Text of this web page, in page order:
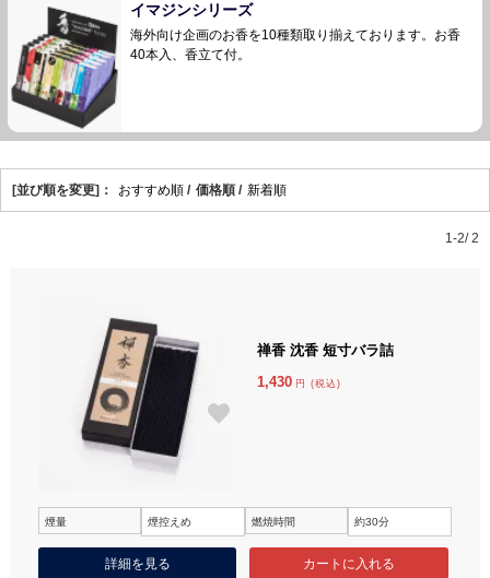
イマジンシリーズ
海外向け企画のお香を10種類取り揃えております。お香
40本入、香立て付。
[並び順を変更]： おすすめ順 / 価格順 / 新着順
1-2/ 2
禅香 沈香 短寸バラ詰
1,430 円 (税込)
煙量 煙控えめ 燃焼時間 約30分
詳細を見る